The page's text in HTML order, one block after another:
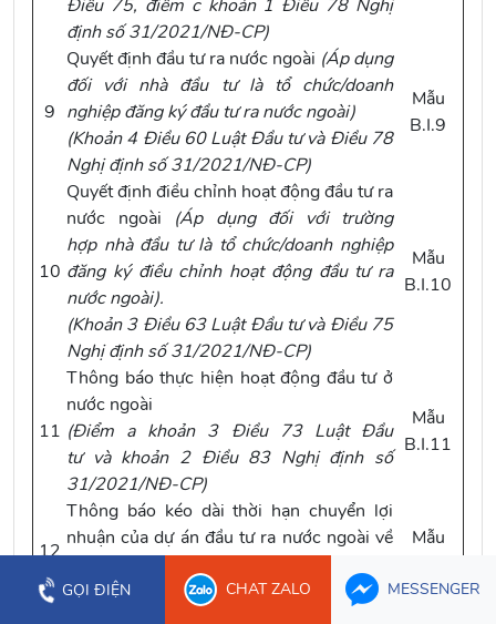
Điều 75, điểm c khoản 1 Điều 78 Nghị
định số 31/2021/NĐ-CP)
9
Quyết định đầu tư ra nước ngoài (Áp dụng
đối với nhà đầu tư là tổ chức/doanh
nghiệp đăng ký đầu tư ra nước ngoài)
(Khoản 4 Điều 60 Luật Đầu tưvà Điều 78
Nghị định số 31/2021/NĐ-CP)
Mẫu
B.I.9
10
Quyết định điều chỉnh hoạt động đầu tư ra
nước ngoài (Áp dụng đối với trường
hợp nhà đầu tưlà tổ chức/doanh nghiệp
đăng ký điều chỉnh hoạt động đầu tư ra
nước ngoài).
(Khoản 3 Điều 63 Luật Đầu tưvà Điều 75
Nghị định số 31/2021/NĐ-CP)
Mẫu
B.I.10
11
Thông báo thực hiện hoạt động đầu tư ở
nước ngoài
(Điểm a khoản 3 Điều 73 Luật Đầu
tưvà khoản 2 Điều 83 Nghị định số
31/2021/NĐ-CP)
Mẫu
B.I.11
12
Thông báo kéo dài thời hạn chuyển lợi
nhuận của dự án đầu tư ra nước ngoài về
(Khoản 2 Điều 68 Luật Đầu tư)
Mẫu
GỌI ĐIỆN CHAT ZALO MESSENGER